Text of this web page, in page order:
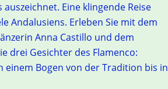
Eine klingende Reise
Andalusiens. Erleben Sie mit dem
Anna Castillo und dem
drei Gesichter des Flamenco:
einem Bogen von der Tradition bis in